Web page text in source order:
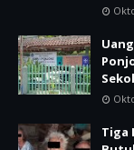
Tiga